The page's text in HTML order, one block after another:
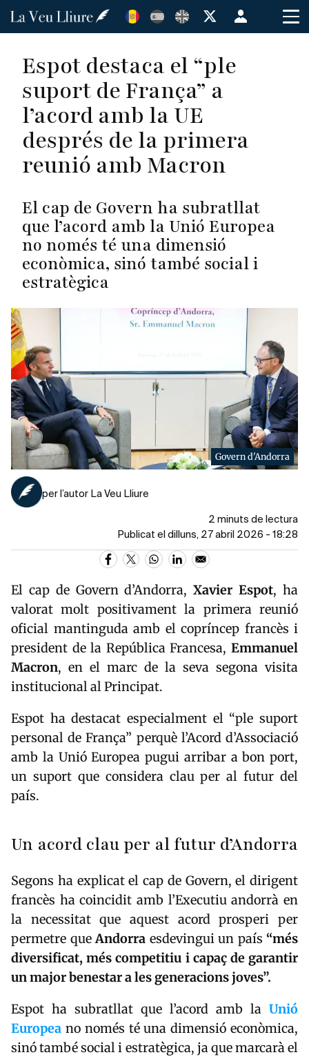
Vés
Menú
de
de
Espot destaca el “ple
suport de França” a
l’acord amb la UE
després de la primera
reunió amb Macron
El cap de Govern ha subratllat
que l’acord amb la Unió Europea
no només té una dimensió
econòmica, sinó també social i
estratègica
Govern d'Andorra
per l’autor La Veu Lliure
2 minuts de lectura
Publicat el dilluns, 27 abril 2026 - 18:28
El cap de Govern d’Andorra,Xavier Espot, ha
valorat molt positivament la primera reunió
oficial mantinguda amb el copríncep francès i
president de la República Francesa, Emmanuel
Macron, en el marc de la seva segona visita
institucional al Principat.
Espot ha destacat especialment el “ple suport
personal de França” perquè l’Acord d’Associació
amb la Unió Europea pugui arribar a bon port,
un suport que considera clau per al futur del
país.
Un acord clau per al futur d’Andorra
Segons ha explicat el cap de Govern, el dirigent
francès ha coincidit amb l’Executiu andorrà en
la necessitat que aquest acord prosperi per
permetre queAndorra esdevingui un país “més
diversificat, més competitiu i capaç de garantir
un major benestar a les generacions joves”.
Espot ha subratllat que l’acord amb la Unió
Europea no només té una dimensió econòmica,
sinó també social i estratègica, ja que marcarà el